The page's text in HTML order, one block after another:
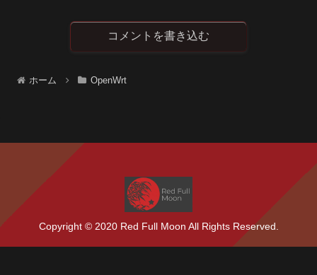
コメントを書き込む
ホーム OpenWrt
Copyright © 2020 Red Full Moon All Rights Reserved.